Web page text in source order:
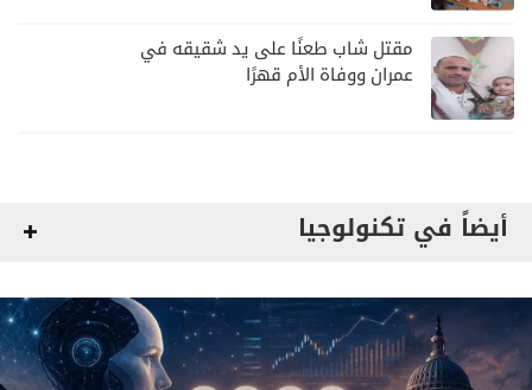
مقتل شاب طعنًا على يد شقيقه في
عمران ووفاة الأم قهرًا
أيضاً في تكنولوجيا